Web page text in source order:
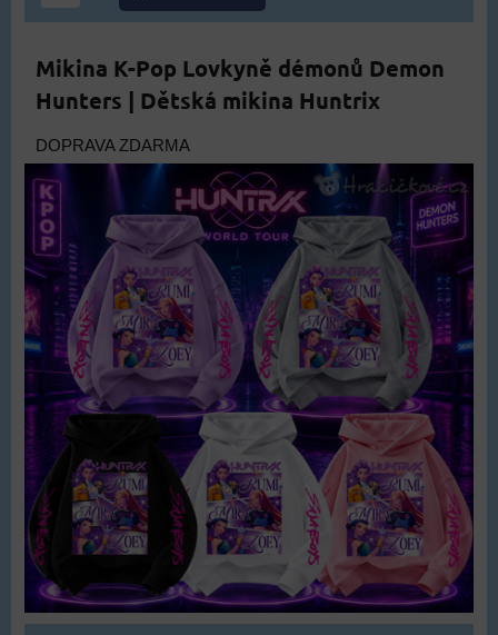
Mikina K-Pop Lovkyně démonů Demon
Hunters | Dětská mikina Huntrix
DOPRAVA ZDARMA